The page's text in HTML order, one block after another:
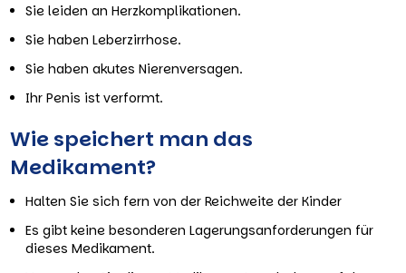
Sie leiden an Herzkomplikationen.
Sie haben Leberzirrhose.
Sie haben akutes Nierenversagen.
Ihr Penis ist verformt.
Wie speichert man das
Medikament?
Halten Sie sich fern von der Reichweite der Kinder
Es gibt keine besonderen Lagerungsanforderungen für
dieses Medikament.